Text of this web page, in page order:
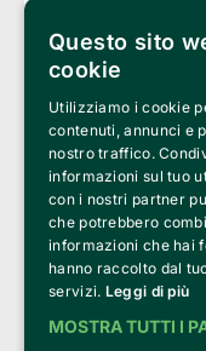
Clappit è un marchio di
Bemils Srl
a Socio Unico
Via Fosse Ardeatine, 4 -
PI 05589050961
Iscr. C.C.I.A.A. Milano
© 2010-2025 Bemils Srl -
Credits:
Clappit è basato sulla
dall’Agenzia delle Entrate
2025.
Questo sito
cookie
Utilizziamo i cookie
contenuti, annunci e
nostro traffico.
informazioni sul tuo
con i nostri partner
che potrebbero
informazioni che hai
hanno raccolto dal
servizi. Leggi di più
MOSTRA TUTTI I